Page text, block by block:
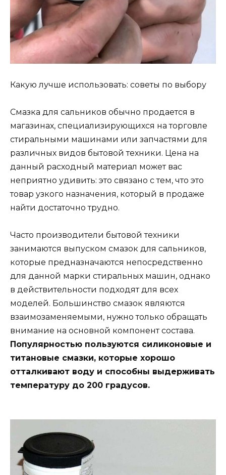
Какую лучше использовать: советы по выбору
Смазка для сальников обычно продается в
магазинах, специализирующихся на торговле
стиральными машинами или запчастями для
различных видов бытовой техники. Цена на
данный расходный материал может вас
неприятно удивить: это связано с тем, что это
товар узкого назначения, который в продаже
найти достаточно трудно.
Часто производители бытовой техники
занимаются выпуском смазок для сальников,
которые предназначаются непосредственно
для данной марки стиральных машин, однако
в действительности подходят для всех
моделей. Большинство смазок являются
взаимозаменяемыми, нужно только обращать
внимание на основной компонент состава.
Популярностью пользуются силиконовые и
титановые смазки, которые хорошо
отталкивают воду и способны выдерживать
температуру до 200 градусов.